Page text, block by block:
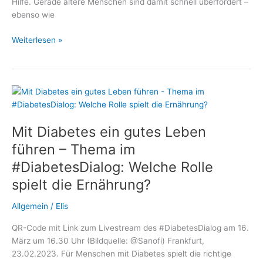
ebenso wie
Mit
Wie
polnische
Senioren
sicher
begleiten
Weiterlesen »
Mit Diabetes ein gutes Leben
führen – Thema im
#DiabetesDialog: Welche Rolle
spielt die Ernährung?
Allgemein / Elis
QR-Code mit Link zum Livestream des #DiabetesDialog am 16.
März um 16.30 Uhr (Bildquelle: @Sanofi) Frankfurt,
23.02.2023. Für Menschen mit Diabetes spielt die richtige